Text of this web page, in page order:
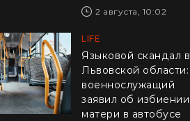
2 августа, 10:02
LIFE
Языковой скандал
Львовской области:
военнослужащий
заявил об
матери в автобусе